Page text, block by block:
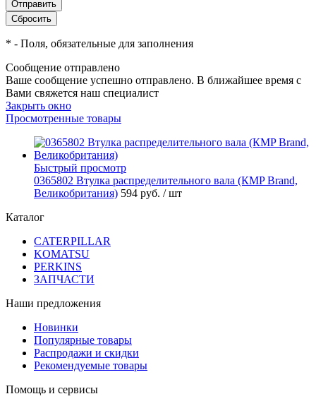
* - Поля, обязательные для заполнения
Сообщение отправлено
Ваше сообщение успешно отправлено. В ближайшее время с
Вами свяжется наш специалист
Закрыть окно
Просмотренные товары
Быстрый просмотр
0365802 Втулка распределительного вала (КMP Brand,
Великобритания) 594 руб. / шт
Каталог
CATERPILLAR
KOMATSU
PERKINS
ЗАПЧАСТИ
Наши предложения
Новинки
Популярные товары
Распродажи и скидки
Рекомендуемые товары
Помощь и сервисы